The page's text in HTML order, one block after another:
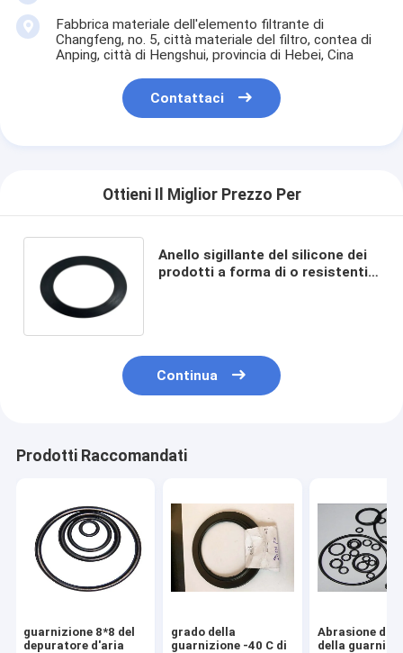
Fabbrica materiale dell'elemento filtrante di
Changfeng, no. 5, città materiale del filtro, contea di
Anping, città di Hengshui, provincia di Hebei, Cina
Contattaci
Ottieni Il Miglior Prezzo Per
Anello sigillante del silicone dei
prodotti a forma di o resistenti
Continua
Prodotti Raccomandati
guarnizione 8*8 del
depuratore d'aria
grado della
guarnizione -40 C di
Abrasione di
della